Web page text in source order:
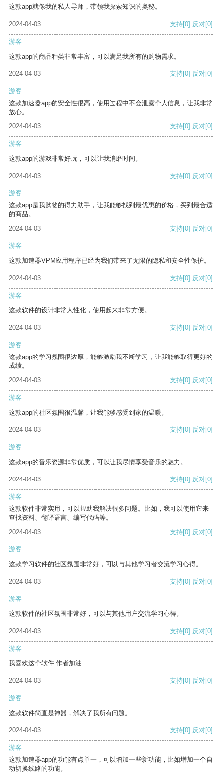
这款app就像我的私人导师，带领我探索知识的奥秘。
2024-04-03 支持[0] 反对[0]
游客
这款app的商品种类非常丰富，可以满足我所有的购物需求。
2024-04-03 支持[0] 反对[0]
游客
这款加速器app的安全性很高，使用过程中不会泄露个人信息，让我非常
放心。
2024-04-03
支持[0] 反对[0]
游客
这款app的游戏非常好玩，可以让我消磨时间。
2024-04-03 支持[0] 反对[0]
游客
这款app是我购物的得力助手，让我能够找到最优惠的价格，买到最合适
的商品。
2024-04-03
支持[0] 反对[0]
游客
这款加速器VPM应用程序已经为我们带来了无限的隐私和安全性保护。
2024-04-03 支持[0] 反对[0]
游客
这款软件的设计非常人性化，使用起来非常方便。
2024-04-03 支持[0] 反对[0]
游客
这款app的学习氛围很浓厚，能够激励我不断学习，让我能够取得更好的
成绩。
2024-04-03
支持[0] 反对[0]
游客
这款app的社区氛围很温馨，让我能够感受到家的温暖。
2024-04-03 支持[0] 反对[0]
游客
这款app的音乐资源非常优质，可以让我尽情享受音乐的魅力。
2024-04-03 支持[0] 反对[0]
游客
这款软件非常实用，可以帮助我解决很多问题。比如，我可以使用它来
查找资料、翻译语言、编写代码等。
2024-04-03
支持[0] 反对[0]
游客
这款学习软件的社区氛围非常好，可以与其他学习者交流学习心得。
2024-04-03 支持[0] 反对[0]
游客
这款软件的社区氛围非常好，可以与其他用户交流学习心得。
2024-04-03 支持[0] 反对[0]
游客
我喜欢这个软件 作者加油
2024-04-03 支持[0] 反对[0]
游客
这款软件简直是神器，解决了我所有问题。
2024-04-03 支持[0] 反对[0]
游客
这款加速器app的功能有点单一，可以增加一些新功能，比如增加一个自
动切换线路的功能。